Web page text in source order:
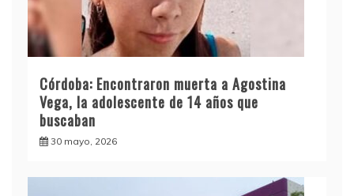
Córdoba: Encontraron muerta a Agostina
Vega, la adolescente de 14 años que
buscaban
30 mayo, 2026